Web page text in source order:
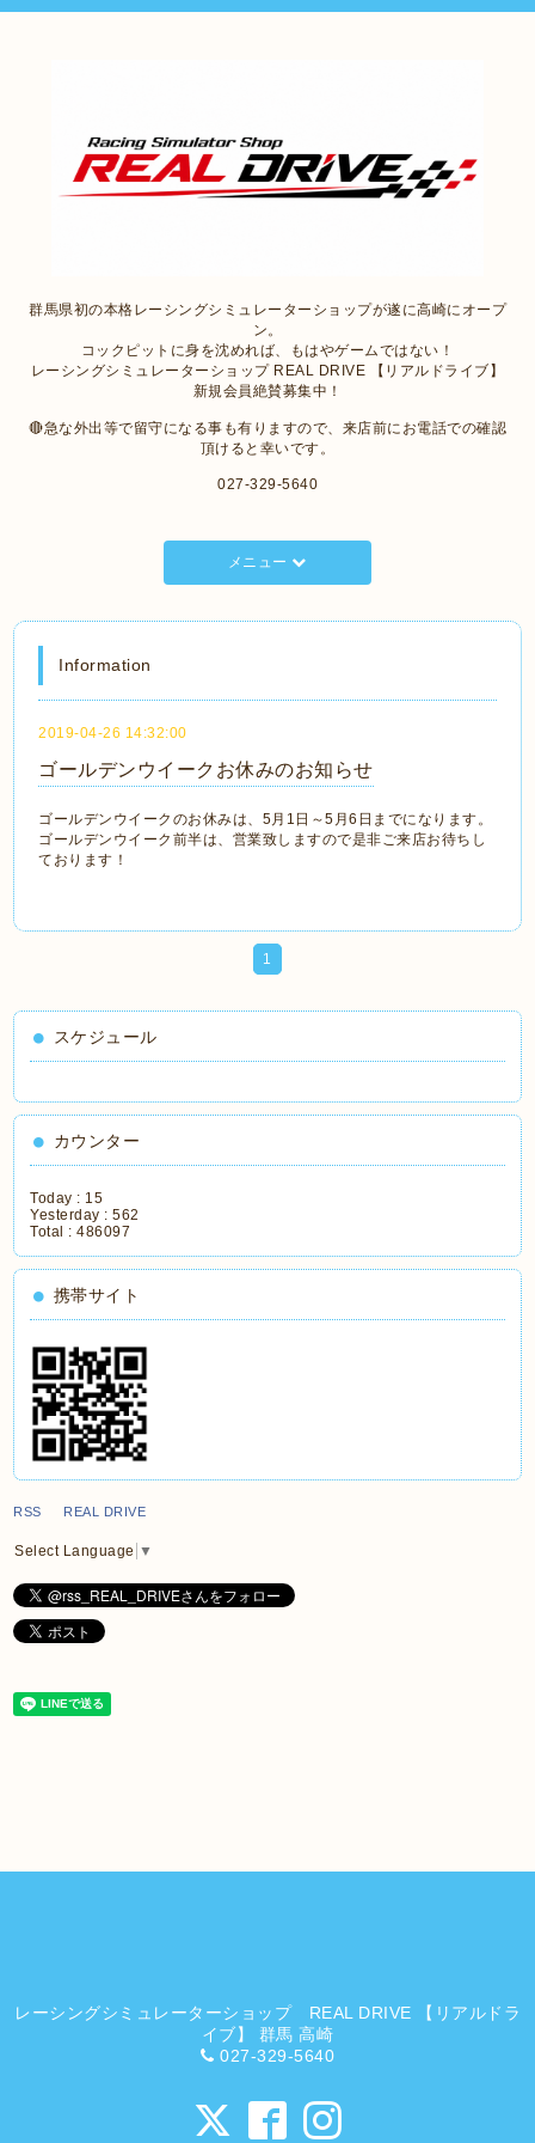
群馬県初の本格レーシングシミュレーターショップが遂に高崎にオープ
ン。
コックピットに身を沈めれば、もはやゲームではない！
レーシングシミュレーターショップ REAL DRIVE 【リアルドライブ】
新規会員絶賛募集中！
🔴急な外出等で留守になる事も有りますので、来店前にお電話での確認
頂けると幸いです。
027-329-5640
メニュー
Information
2019-04-26 14:32:00
ゴールデンウイークお休みのお知らせ
ゴールデンウイークのお休みは、5月1日～5月6日までになります。
ゴールデンウイーク前半は、営業致しますので是非ご来店お待ちし
ております！
1
スケジュール
カウンター
Today : 15
Yesterday :562
Total :486097
携帯サイト
RSS REAL DRIVE
Select Language ▼
レーシングシミュレーターショップ REAL DRIVE 【リアルドラ
イブ】 群馬 高崎
027-329-5640